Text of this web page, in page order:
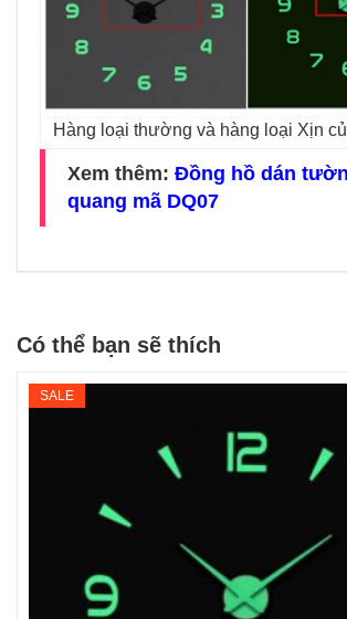
Hàng loại thường và hàng loại Xịn
Xem thêm: Đồng hồ dán
quang mã DQ07
Có thể bạn sẽ thích
SALE